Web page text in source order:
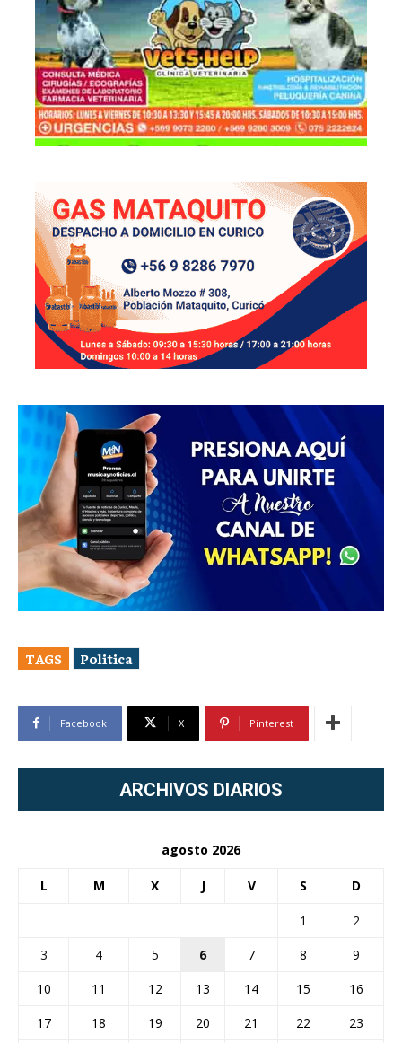
TAGS Politica
Facebook X Pinterest
ARCHIVOS DIARIOS
agosto 2026
L M X J V S D
1
2
3
4 5 6 7 8
9
10
11 12 13 14 15
16
17
18 19 20 21 22
23